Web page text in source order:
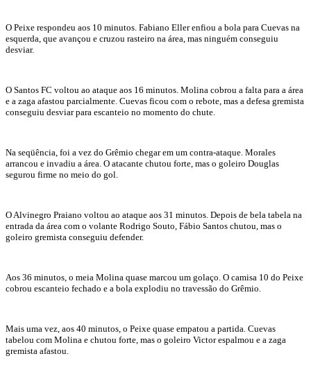
O Peixe respondeu aos 10 minutos. Fabiano Eller enfiou a bola para Cuevas na
esquerda, que avançou e cruzou rasteiro na área, mas ninguém conseguiu
desviar.
O Santos FC voltou ao ataque aos 16 minutos. Molina cobrou a falta para a área
e a zaga afastou parcialmente. Cuevas ficou com o rebote, mas a defesa gremista
conseguiu desviar para escanteio no momento do chute.
Na seqüência, foi a vez do Grêmio chegar em um contra-ataque. Morales
arrancou e invadiu a área. O atacante chutou forte, mas o goleiro Douglas
segurou firme no meio do gol.
O Alvinegro Praiano voltou ao ataque aos 31 minutos. Depois de bela tabela na
entrada da área com o volante Rodrigo Souto, Fábio Santos chutou, mas o
goleiro gremista conseguiu defender.
Aos 36 minutos, o meia Molina quase marcou um golaço. O camisa 10 do Peixe
cobrou escanteio fechado e a bola explodiu no travessão do Grêmio.
Mais uma vez, aos 40 minutos, o Peixe quase empatou a partida. Cuevas
tabelou com Molina e chutou forte, mas o goleiro Victor espalmou e a zaga
gremista afastou.